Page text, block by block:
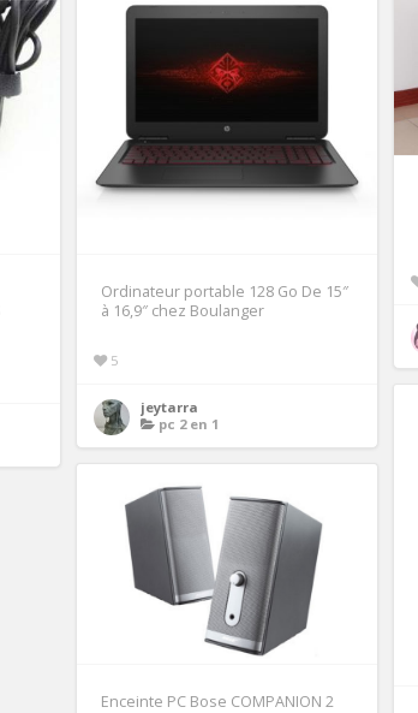
Ordinateur portable 128 Go De 15″
à 16,9″ chez Boulanger
5
jeytarra
pc 2 en 1
Enceinte PC Bose COMPANION 2